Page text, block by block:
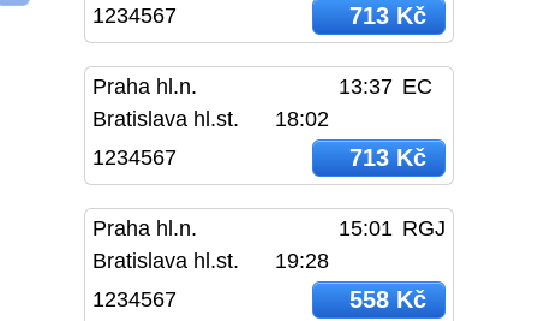
1234567
713 Kč
Praha hl.n. 13:37 EC
Bratislava hl.st.
18:02
1234567
713 Kč
Praha hl.n. 15:01 RGJ
Bratislava hl.st.
19:28
1234567
558 Kč